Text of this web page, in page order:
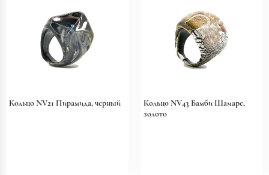
Кольцо NV21 Пирамида, черный
Кольцо NV43 Бамби Шамаре,
золото